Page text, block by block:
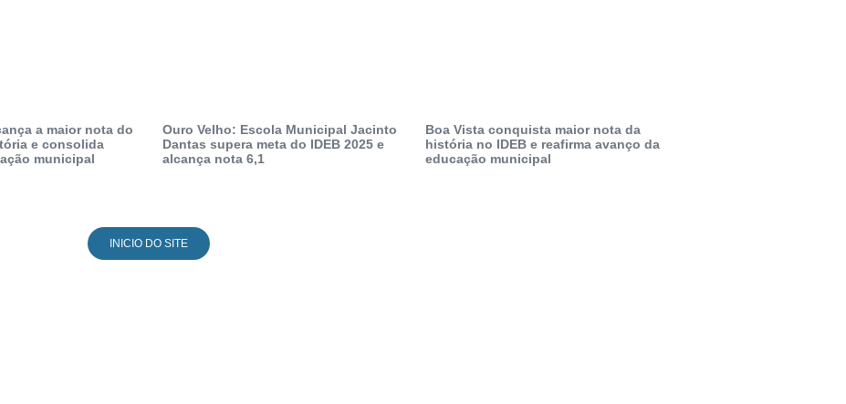
a maior nota do
e consolida
municipal
Ouro Velho: Escola Municipal Jacinto
Dantas supera meta do IDEB 2025 e
alcança nota 6,1
Boa Vista conquista maior nota da
história no IDEB e reafirma avanço da
educação municipal
INICIO DO SITE